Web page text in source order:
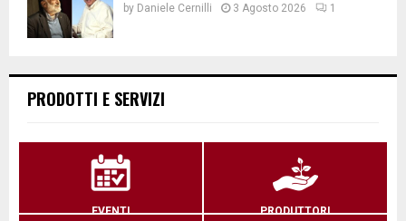
by Daniele Cernilli 3 Agosto 2026 1
PRODOTTI E SERVIZI
EVENTI PRODUTTORI